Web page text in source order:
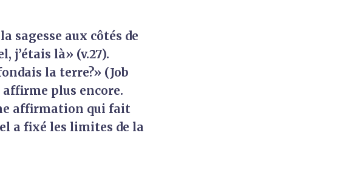
sagesse aux côtés de
j’étais là» (v.27).
la terre?» (Job
affirme plus encore.
affirmation qui fait
a fixé les limites de la